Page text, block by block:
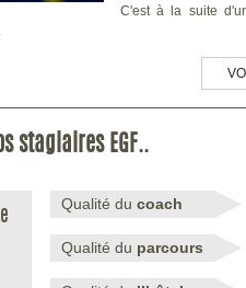
C'est à la suite
stagiaires EGF..
Qualité ducoach
Qualité du parcours